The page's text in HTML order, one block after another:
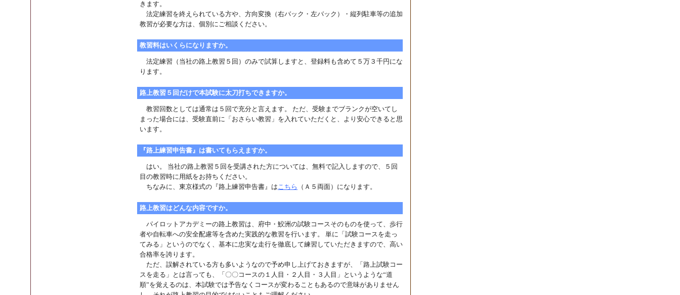
きます。
法定練習を終えられている方や、方向変換（右バック・左バック）・縦列駐車等の追加
教習が必要な方は、個別にご相談ください。
教習料はいくらになりますか。
法定練習（当社の路上教習５回）のみで試算しますと、登録料も含めて５万３千円にな
ります。
路上教習５回だけで本試験に太刀打ちできますか。
教習回数としては通常は５回で充分と言えます。 ただ、受験までブランクが空いてし
まった場合には、受験直前に「おさらい教習」を入れていただくと、より安心できると思
います。
『路上練習申告書』は書いてもらえますか。
はい。 当社の路上教習５回を受講された方については、無料で記入しますので、５回
目の教習時に用紙をお持ちください。
ちなみに、東京様式の『路上練習申告書』はこちら （Ａ５両面）になります。
路上教習はどんな内容ですか。
パイロットアカデミーの路上教習は、府中・鮫洲の試験コースそのものを使って、歩行
者や自転車への安全配慮等を含めた実践的な教習を行います。 単に「試験コースを走っ
てみる」というのでなく、基本に忠実な走行を徹底して練習していただきますので、高い
合格率を誇ります。
ただ、誤解されている方も多いようなので予め申し上げておきますが、「路上試験コー
スを走る」とは言っても、「〇〇コースの１人目・２人目・３人目」というような“道
順”を覚えるのは、本試験では予告なくコースが変わることもあるので意味がありません